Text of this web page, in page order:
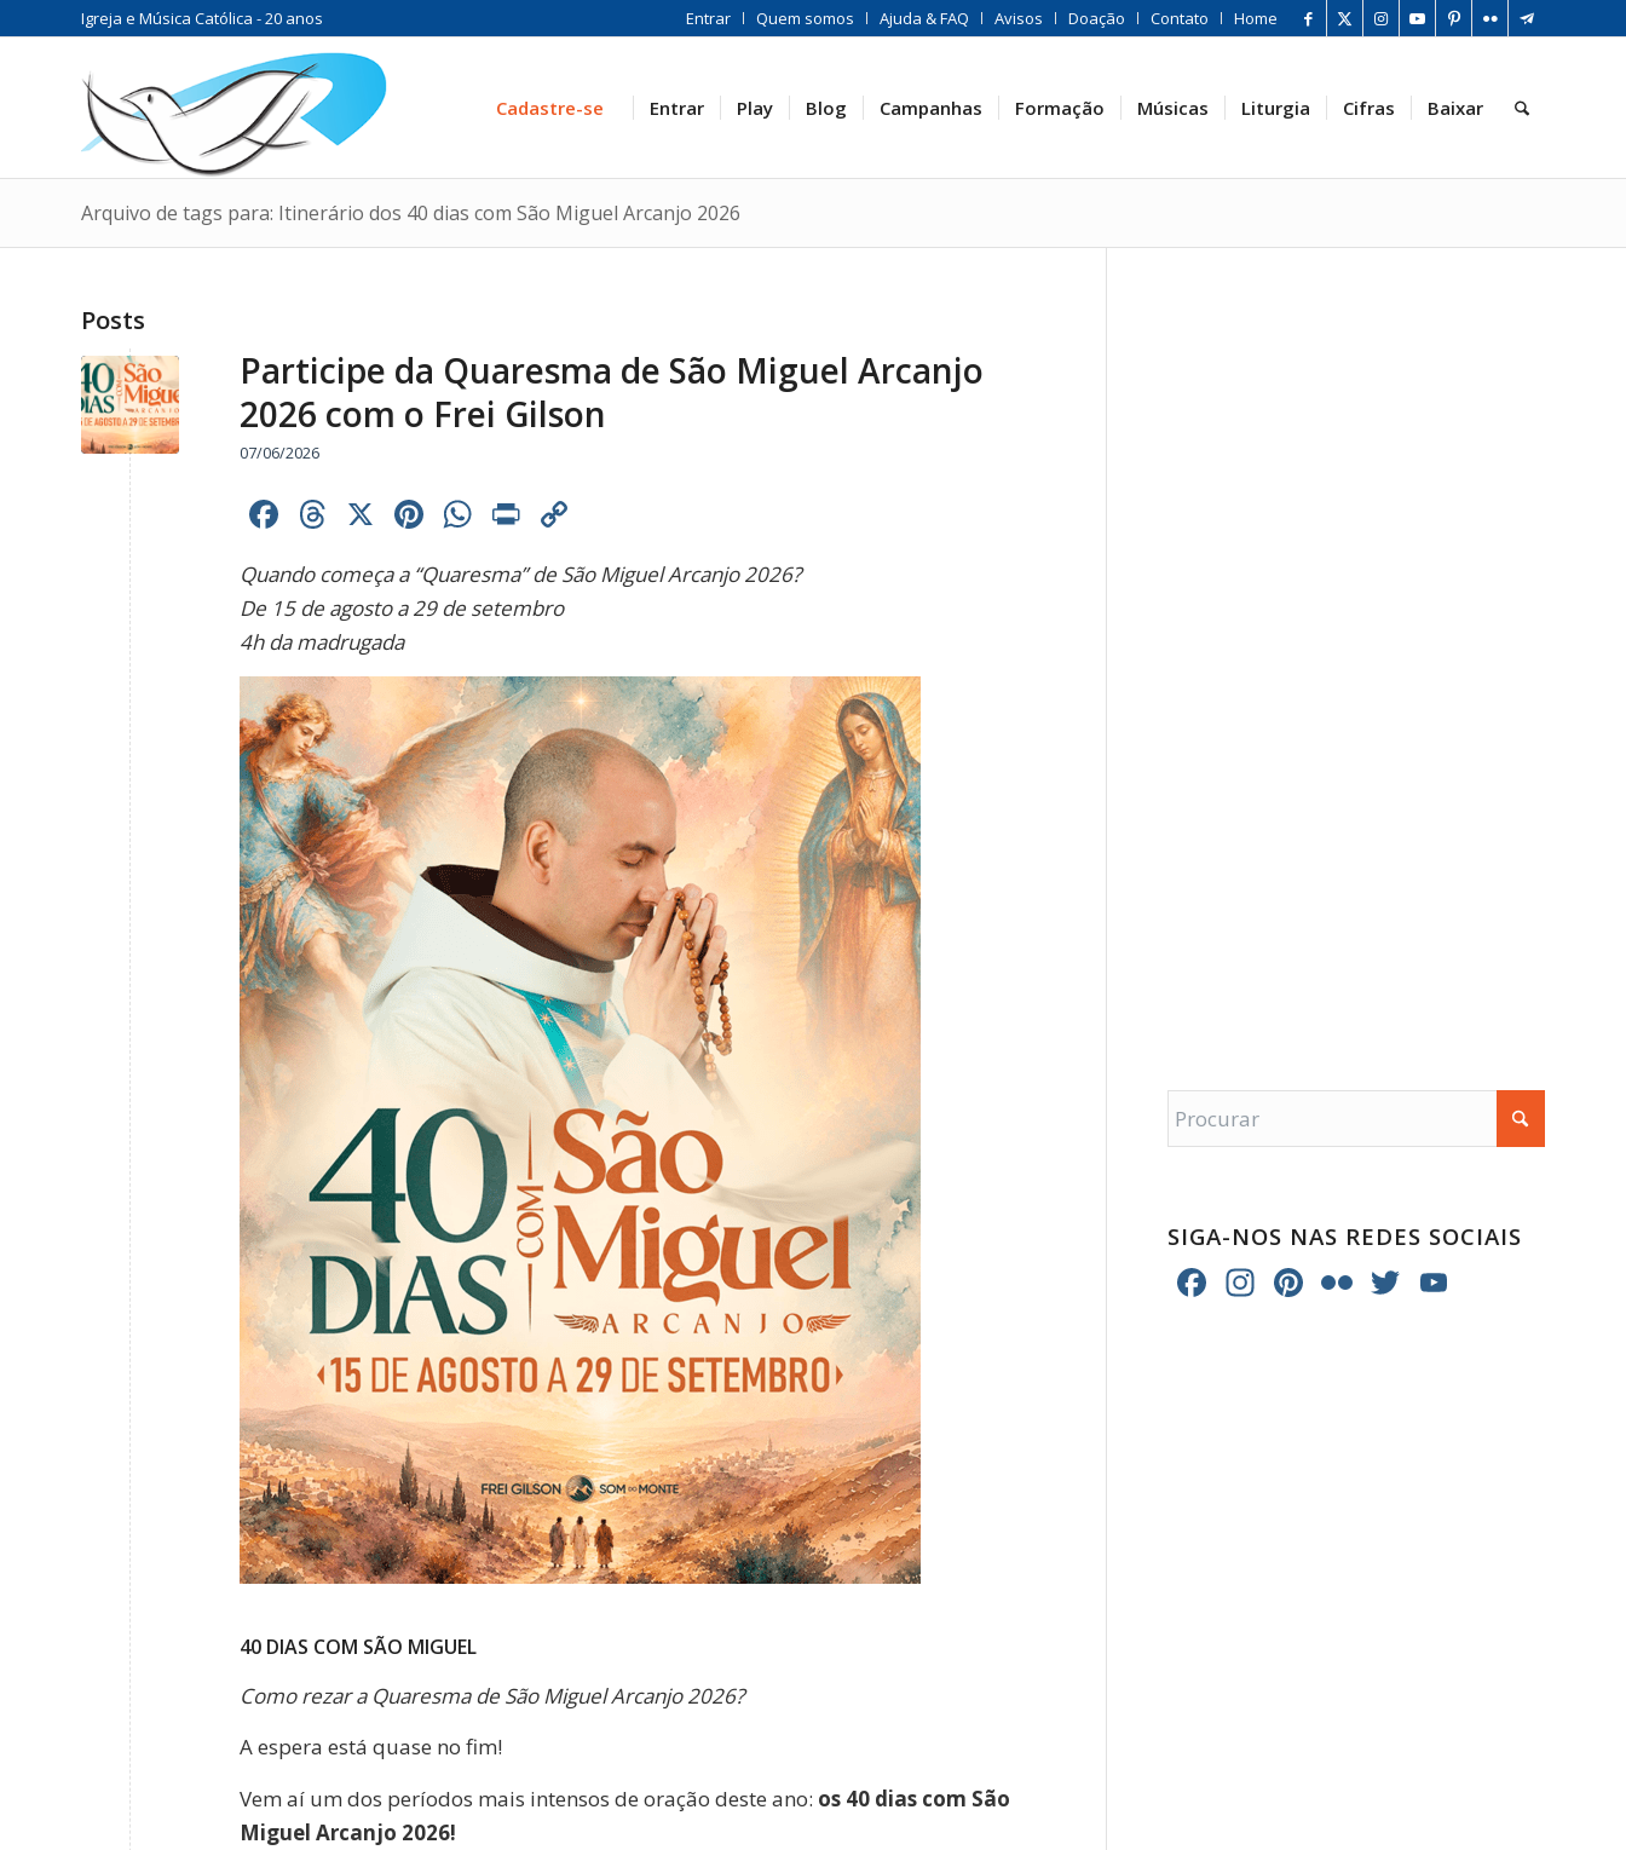
Entrar Quem somos Ajuda & FAQ Avisos Doação Contato Home
Igreja e Música Católica - 20 anos
Cadastre-se Entrar Play Blog Campanhas Formação Músicas Liturgia Cifras Baixar
Arquivo de tags para: Itinerário dos 40 dias com São Miguel Arcanjo 2026
Posts
Participe da Quaresma de São Miguel Arcanjo
2026 com o Frei Gilson
07/06/2026
Facebook
Threads
X Pinterest
WhatsApp
Print
Link
Quando começa a “Quaresma” de São Miguel Arcanjo 2026?
De 15 de agosto a 29 de setembro
4h da madrugada
40 DIAS COM SÃO MIGUEL
Como rezar a Quaresma de São Miguel Arcanjo 2026?
A espera está quase no fim!
Vem aí um dos períodos mais intensos de oração deste ano: os 40 dias com São
Miguel Arcanjo 2026!
SIGA-NOS NAS REDES SOCIAIS
Facebook
Instagram
Pinterest
FlickrTwitter